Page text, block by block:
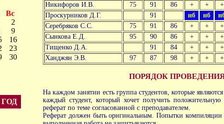
Вс
2
9
16
23
30
ГОД
Никифоров И.В.
75 91 86 + + +
Проскурников Д.Г.
91 нб нб
Серебряков С.С.
75 91 86 + + +
Сынкова Е.Д.
95 90 86 + + +
Тищенко Д.А.
91 84 + + +
Ханджян Э.В.
97 87 98 + + +
ПОРЯДОК
На каждом занятии есть группа студентов, которые
каждый студент, который хочет получить
реферат по теме согласованной с преподавателем.
Реферат должен быть оригинальным. Попытки компиляции